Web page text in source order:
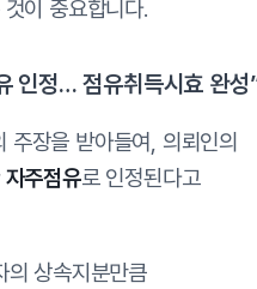
이 중요합니다.
인정… 점유취득시효 완성
주장을 받아들여, 의뢰인의
주점유로 인정된다고
의 상속지분만큼